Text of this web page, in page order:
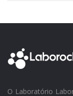
O Laboratório